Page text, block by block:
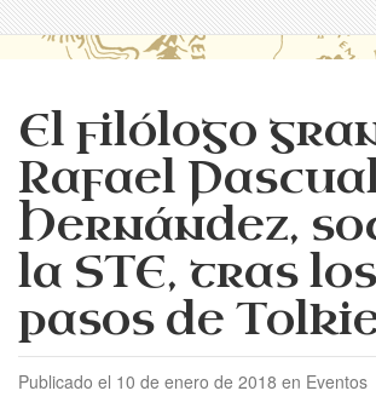
El filólogo
Rafael
Hernández,
la STE, tras los
pasos de
Publicado el 10 de enero de 2018 en Eventos